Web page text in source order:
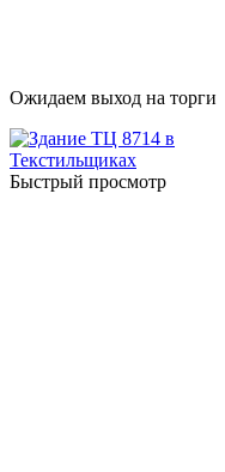
Ожидаем выход на торги
Быстрый просмотр